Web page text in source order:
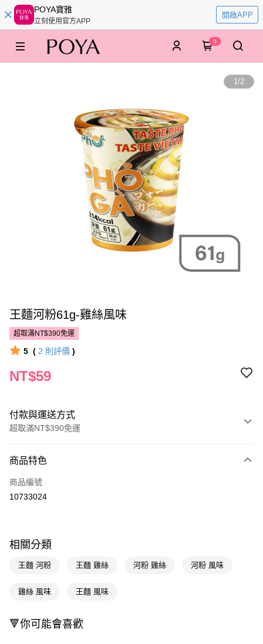
POYA寶雅
立刻使用官方APP
開啟APP
0
1/2
王麵河粉61g-雞絲風味
超取滿NT$390免運
5 ( 2 則評價 )
NT$59
付款與運送方式
超取滿NT$390免運
POYA支付
信用卡一次付款
悠遊付
Google Pay
商品特色
商品編號
10733024
相關分類
王麵 河粉 王麵 雞絲 河粉 雞絲 河粉 風味
雞絲 風味 王麵 風味
🔻你可能會喜歡